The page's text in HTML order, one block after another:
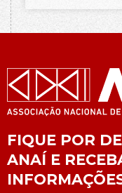
FIQUE POR
ANAÍ E